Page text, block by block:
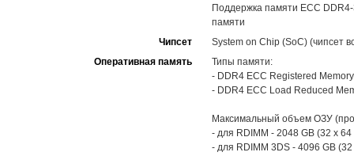
Поддержка памяти ECC
памяти
Чипсет
System on Chip (SoC) (чипсет
Оперативная память
Типы памяти:
- DDR4 ECC Registered
- DDR4 ECC Load Reduced
Максимальный объем ОЗУ
- для RDIMM - 2048 GB (32 x
- для RDIMM 3DS - 4096 GB